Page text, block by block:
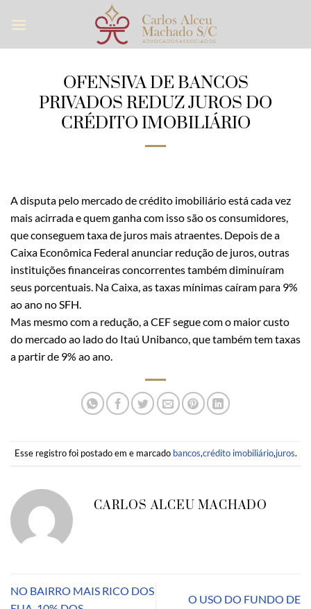
OFENSIVA DE BANCOS
PRIVADOS REDUZ JUROS DO
CRÉDITO IMOBILIÁRIO
A disputa pelo mercado de crédito imobiliário está cada vez
mais acirrada e quem ganha com isso são os consumidores,
que conseguem taxa de juros mais atraentes. Depois de a
Caixa Econômica Federal anunciar redução de juros, outras
instituições financeiras concorrentes também diminuíram
seus porcentuais. Na Caixa, as taxas mínimas caíram para 9%
ao ano no SFH.
Mas mesmo com a redução, a CEF segue com o maior custo
do mercado ao lado do Itaú Unibanco, que também tem taxas
a partir de 9% ao ano.
Esse registro foi postado em e marcado bancos,crédito imobiliário,juros.
CARLOS ALCEU MACHADO
NO BAIRRO MAIS RICO DOS
O USO DO FUNDO DE